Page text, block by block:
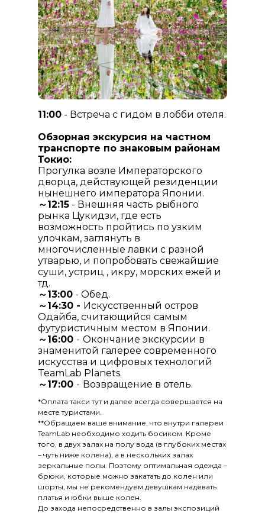
11:00 - Встреча с гидом в лобби отеля.
Обзорная экскурсия на частном
транспорте по знаковым районам
Токио:
Прогулка возле Императорского
дворца, действующей резиденции
нынешнего императора Японии.
～12:15 - Внешняя часть рыбного
рынка Цукидзи, где есть
возможность пройтись по узким
улочкам, заглянуть в
многочисленные лавки с разной
утварью, и попробовать свежайшие
суши, устриц , икру, морских ежей и
тд.
～13:00 - Обед.
～14:30 - Искусственный остров
Одайба, считающийся самым
футуристичным местом в Японии.
～16:00 - Окончание экскурсии в
знаменитой галерее современного
искусства и цифровых технологий
TeamLab Planets.
～17:00 - Возвращение в отель.
*Оплата такси тут и далее всегда совершается на
месте туристами.
**Обращаем ваше внимание, что внутри галереи
TeamLab необходимо ходить босиком. Кроме
того, в двух залах на полу вода (в глубоких местах
– чуть ниже колена), а в нескольких залах
зеркальные полы. Поэтому оптимальная одежда –
брюки, которые можно закатать до колен или
шорты, мы не рекомендуем девушкам надевать
платья и юбки выше колен.
До захода непосредственно в залы экспозиций